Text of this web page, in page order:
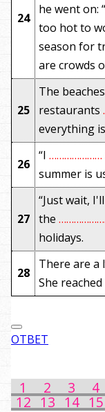
24
he went on:
too hot to
season for
are crowds
25
The
restaurants
everything
26
“I …………………
summer is
27
“Just wait,
the
holidays.
28
There are a
She
ОТВЕТ
1 2 3 4
12 13 14 15